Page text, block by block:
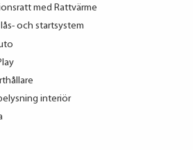
med Rattvärme
och startsystem
interiör